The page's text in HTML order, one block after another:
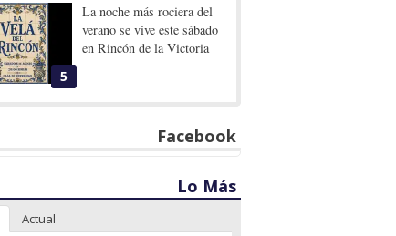
5
La noche más rociera del
verano se vive este sábado
en Rincón de la Victoria
Facebook
Lo Más
Actual